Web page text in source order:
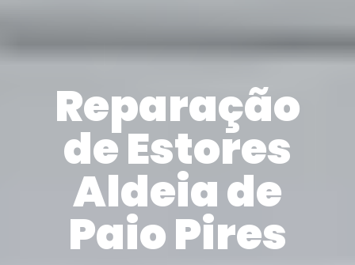
Reparação
de Estores
Aldeia de
Paio Pires